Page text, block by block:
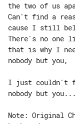
the two of us
Can't find a
cause I still
There's no one
that is why I
nobody but you,
I just couldn't
nobody but you...
Note: Original